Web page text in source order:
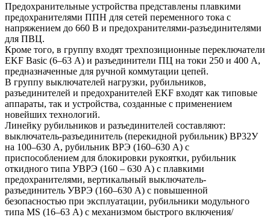
Предохранительные устройства представлены плавкими
предохранителями ППН для сетей переменного тока с
напряжением до 660 В и предохранителями-разъединителями
для ПВЦ.
Кроме того, в группу входят трехпозиционные переключатели
EKF Basic (6–63 А) и разъединители ПЦ на токи 250 и 400 А,
предназначенные для ручной коммутации цепей.
В группу выключателей нагрузки, рубильников,
разъединителей и предохранителей EKF входят как типовые
аппараты, так и устройства, созданные с применением
новейших технологий.
Линейку рубильников и разъединителей составляют:
выключатель-разъединитель (перекидной рубильник) ВР32У
на 100–630 А, рубильник ВРЭ (160–630 А) с
приспособлением для блокировки рукоятки, рубильник
откидного типа УВРЭ (160 – 630 А) с плавкими
предохранителями, вертикальный выключатель-
разъединитель УВРЭ (160–630 А) с повышенной
безопасностью при эксплуатации, рубильники модульного
типа MS (16–63 А) с механизмом быстрого включения/